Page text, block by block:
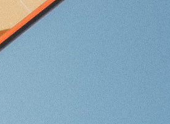
RECHERCHES POPULAIRES
Skis freeride